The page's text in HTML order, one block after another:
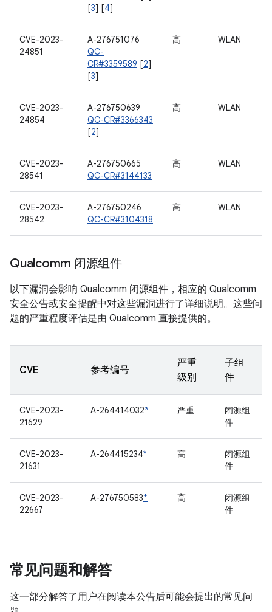
[3] [4]
CVE-2023-
24851
A-276751076
QC-
CR#3359589 [2]
[3]
高 WLAN
CVE-2023-
24854
A-276750639
QC-CR#3366343
[2]
高 WLAN
CVE-2023-
28541
A-276750665
QC-CR#3144133
高 WLAN
CVE-2023-
28542
A-276750246
QC-CR#3104318
高 WLAN
Qualcomm 闭源组件
以下漏洞会影响 Qualcomm 闭源组件，相应的 Qualcomm
安全公告或安全提醒中对这些漏洞进行了详细说明。这些问
题的严重程度评估是由 Qualcomm 直接提供的。
CVE 参考编号
严重
级别
子组
件
CVE-2023-
21629
A-264414032* 严重
闭源组
件
CVE-2023-
21631
A-264415234* 高
闭源组
件
CVE-2023-
22667
A-276750583* 高
闭源组
件
常见问题和解答
这一部分解答了用户在阅读本公告后可能会提出的常见问